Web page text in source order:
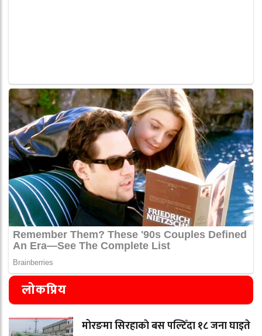
लोकप्रिय
मोरङमा सिरहाकाे बस पल्टिँदा १८ जना घाइते